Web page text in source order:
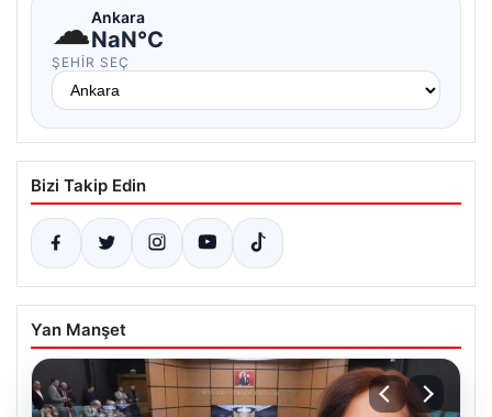
☁Ankara
NaN°C
ŞEHIR SEÇ
Bizi Takip Edin
Yan Manşet